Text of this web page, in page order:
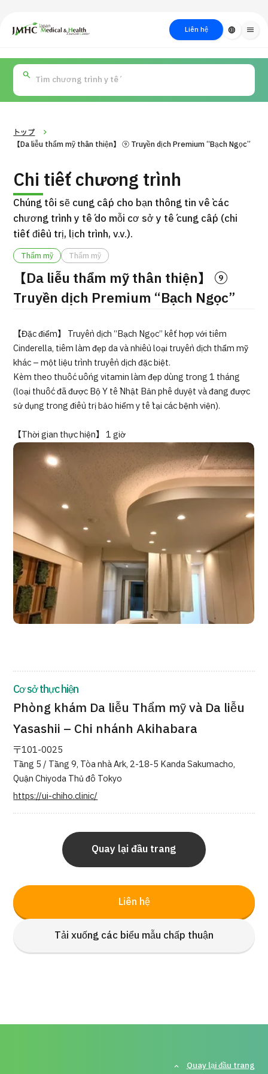
Trung tâm Du lịch Y tế & Sức khỏe Nhật Bản (JMHC)
Liên hệ language menu
Về Japan
Medical
Quy trình khám chữa
bệnh
Tìm theo
bộ phận
Tìm theo xét
nghiệm / phương
kiếm y
Giới thiệu
Về Japan Medical
Quy trình khám chữa bệnh
Chương trình
Tìm theo bộ phận / bệnh
Tìm theo xét nghiệm / phương pháp /
cách điều trị
Tìm kiếm y học thẩm mỹ
Nội dung nổi bật
Dành cho cơ sở y tế
Công ty vận hành
Chính sách bảo vệ dữ liệu cá nhân
Hướng dẫn và chính sách của công ty
Tiếng Nhật Tiếng Anh
Tiếng Trung Quốc
Liên hệ
PICK UP PROGRAM
Gói dịch vụ ý kiến y tế thứ hai cho bệnh nhân quốc tế（Bệnh
viện Đa khoa Shonan Kamakura）
トップ
【Da liễu thẩm mỹ thân thiện】 ⑨ Truyền dịch Premium “Bạch Ngọc”
Chi tiết chương trình
Chúng tôi sẽ cung cấp cho bạn thông tin về các
chương trình y tế do mỗi cơ sở y tế cung cấp (chi
tiết điều trị, lịch trình, v.v.).
Thẩm mỹ Thẩm mỹ
【Da liễu thẩm mỹ thân thiện】 ⑨
Truyền dịch Premium “Bạch Ngọc”
Liên hệ
Tải xuống các biểu mẫu chấp thuận
【Đặc điểm】 Truyền dịch “Bạch Ngọc” kết hợp với tiêm
Cinderella, tiêm làm đẹp da và nhiều loại truyền dịch thẩm mỹ
khác – một liệu trình truyền dịch đặc biệt.
Kèm theo thuốc uống vitamin làm đẹp dùng trong 1 tháng
(loại thuốc đã được Bộ Y tế Nhật Bản phê duyệt và đang được
sử dụng trong điều trị bảo hiểm y tế tại các bệnh viện).
【Thời gian thực hiện】 1 giờ
Cơ sở thực hiện
Phòng khám Da liễu Thẩm mỹ và Da liễu
Yasashii – Chi nhánh Akihabara
〒101-0025
Tầng 5 / Tầng 9, Tòa nhà Ark, 2-18-5 Kanda Sakumacho,
Quận Chiyoda Thủ đô Tokyo
https://ui-chiho.clinic/
Quay lại đầu trang
Quay lại đầu trang